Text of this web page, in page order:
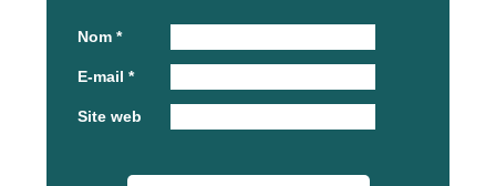
Nom *
E-mail *
Site web